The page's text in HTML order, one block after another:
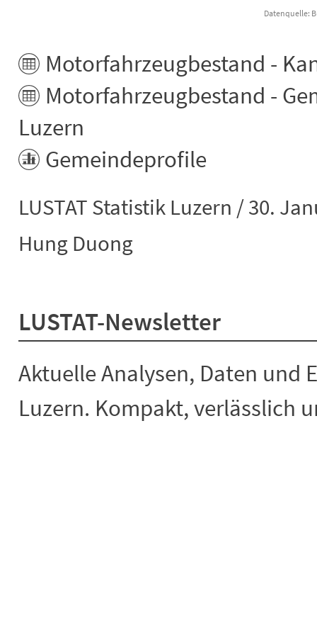
Datenquelle:
Motorfahrzeugbestand -
Motorfahrzeugbestand -
Luzern
Gemeindeprofile
LUSTAT Statistik Luzern / 30.
Hung Duong
LUSTAT-Newsletter
Aktuelle Analysen, Daten und
Luzern. Kompakt, verlässlich